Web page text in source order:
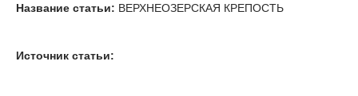
Название статьи: ВЕРХНЕОЗЕРСКАЯ КРЕПОСТЬ
Источник статьи: